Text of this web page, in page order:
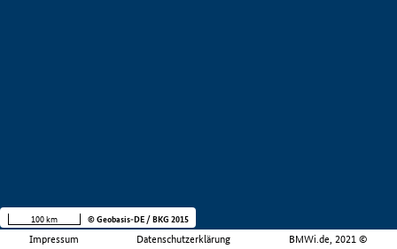
Impressum Datenschutzerklärung BMWi.de, 2021 ©
100 km © Geobasis-DE / BKG 2015